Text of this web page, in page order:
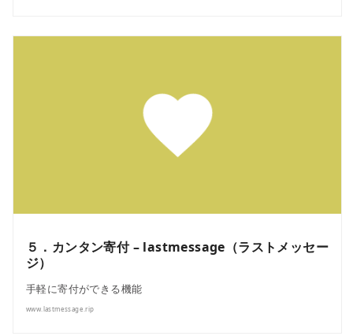
５．カンタン寄付 – lastmessage（ラストメッセー
ジ）
手軽に寄付ができる機能
www.lastmessage.rip